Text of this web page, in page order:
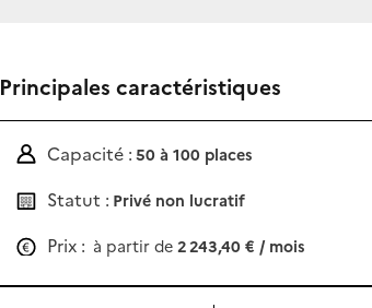
Principales caractéristiques
Capacité : 50 à 100 places
Statut : Privé non lucratif
Prix : à partir de 2 243,40 € / mois